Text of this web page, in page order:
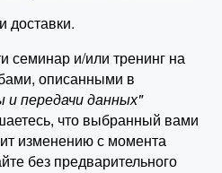
доставки.
семинар и/или тренинг на
описанными в
передачи данных"
что выбранный вами
изменению с момента
без предварительного